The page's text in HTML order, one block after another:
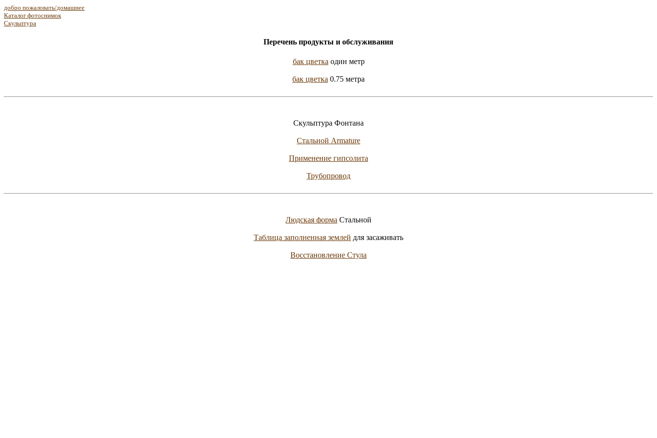
добро пожаловать/домашнее
Каталог фотоснимок
Скульптура
Перечень продукты и обслуживания
бак цветка один метр
бак цветка 0.75 метра
Скульптура Фонтана
Стальной Armature
Применение гипсолита
Трубопровод
Людская форма Стальной
Таблица заполненная землей для засаживать
Восстановление Стула